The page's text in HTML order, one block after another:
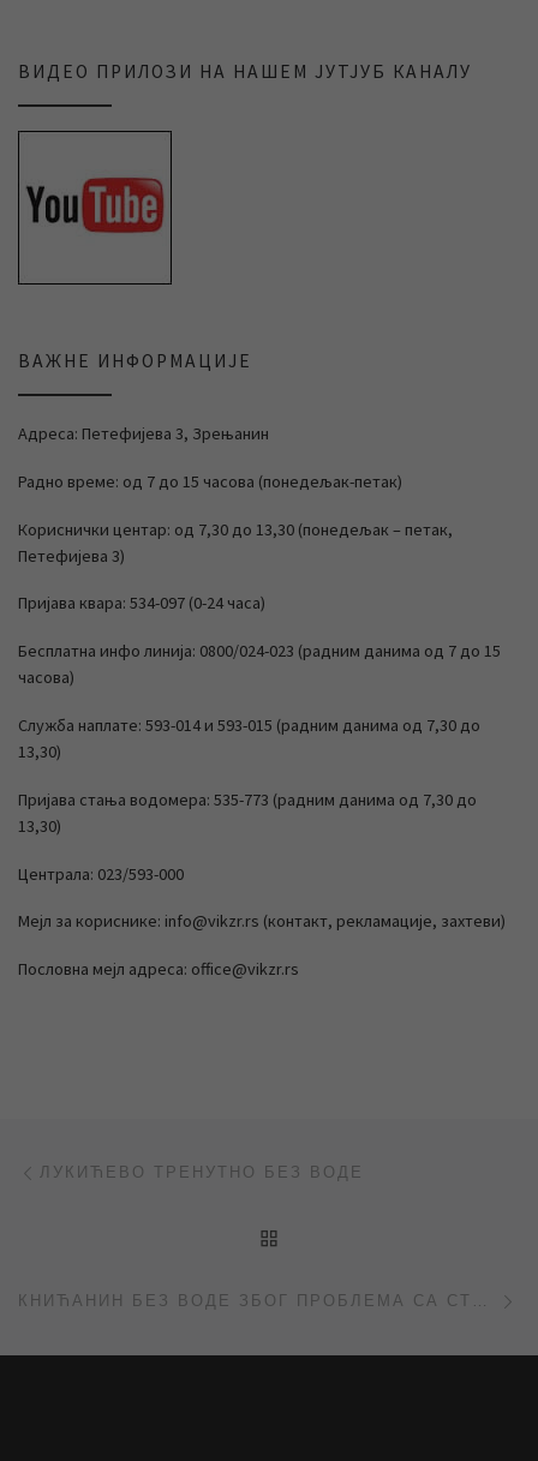
ВИДЕО ПРИЛОЗИ НА НАШЕМ ЈУТЈУБ КАНАЛУ
ВАЖНЕ ИНФОРМАЦИЈЕ
Адреса: Петефијева 3, Зрењанин
Радно време: од 7 до 15 часова (понедељак-петак)
Кориснички центар: од 7,30 до 13,30 (понедељак – петак,
Петефијева 3)
Пријава квара: 534-097 (0-24 часа)
Бесплатна инфо линија: 0800/024-023 (радним данима од 7 до 15
часова)
Служба наплате: 593-014 и 593-015 (радним данима од 7,30 до
13,30)
Пријава стања водомера: 535-773 (радним данима од 7,30 до
13,30)
Централа: 023/593-000
Мејл за кориснике: info@vikzr.rs (контакт, рекламације, захтеви)
Пословна мејл адреса: office@vikzr.rs
Post navigation
ЛУКИЋЕВО ТРЕНУТНО БЕЗ ВОДЕ
КНИЋАНИН БЕЗ ВОДЕ ЗБОГ ПРОБЛЕМА СА СТРУЈОМ